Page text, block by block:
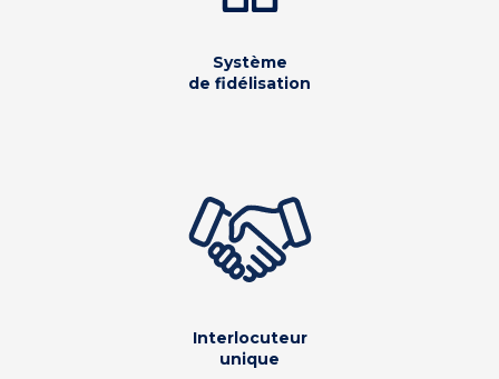
Système
de fidélisation
Interlocuteur
unique